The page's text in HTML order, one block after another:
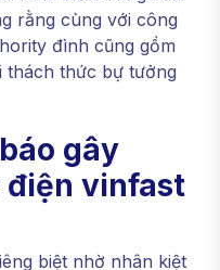
rằng cùng với công
đình cũng gồm
thách thức bự tưởng
gây
điện vinfast
biệt nhờ nhân kiệt